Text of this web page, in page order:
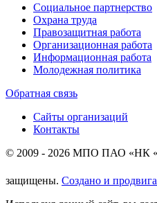
Социальное партнерство
Охрана труда
Правозащитная работа
Организационная работа
Информационная работа
Молодежная политика
Обратная связь
Сайты организаций
Контакты
© 2009 - 2026 МПО ПАО «НК
защищены. Создано и